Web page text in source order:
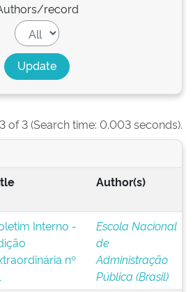
record
of 3 (Search time: 0.003 seconds).
Author(s)
Interno -
nº
Escola Nacional
de
Administração
Pública (Brasil)